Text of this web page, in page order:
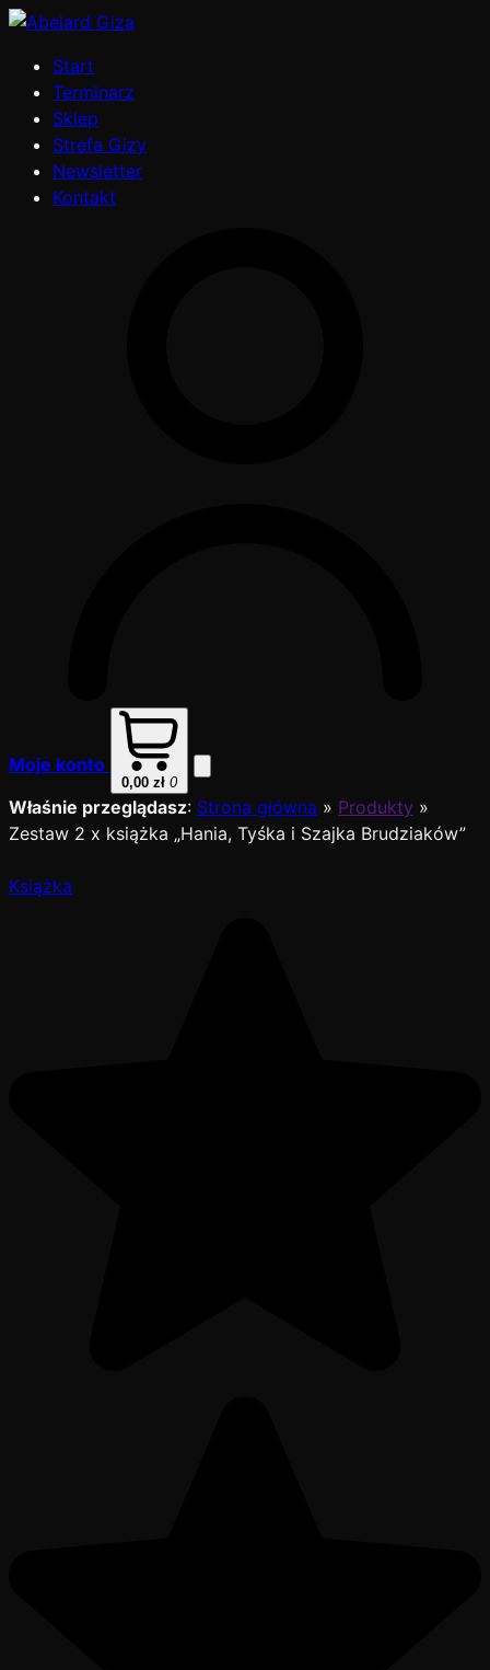
Start
Terminarz
Sklep
Strefa Gizy
Newsletter
Kontakt
Moje konto
0,00 zł 0
Właśnie przeglądasz: Strona główna » Produkty »
Zestaw 2 x książka „Hania, Tyśka i Szajka Brudziaków”
Książka